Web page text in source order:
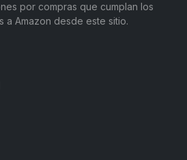
por compras que cumplan los
a Amazon desde este sitio.